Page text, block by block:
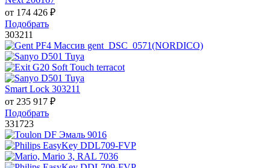
от 174 426 ₽
Подобрать
303211
Smart Lock 303211
от 235 917 ₽
Подобрать
331723